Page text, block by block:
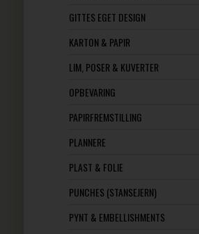
GITTES EGET DESIGN
KARTON & PAPIR
LIM, POSER & KUVERTER
OPBEVARING
PAPIRFREMSTILLING
PLANNERE
PLAST & FOLIE
PUNCHES (STANSEJERN)
PYNT & EMBELLISHMENTS